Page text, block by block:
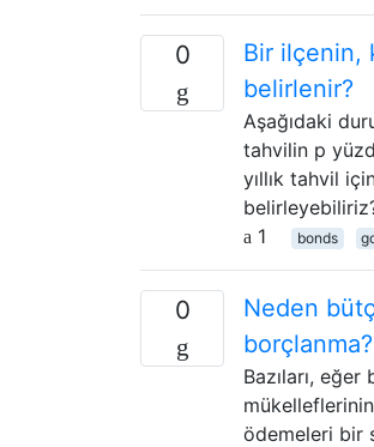
0
Bir ilçenin,
belirlenir?
Aşağıdaki
tahvilin p
yıllık tahvil
1
bonds
0
Neden
borçlanma?
Bazıları,
ödemeleri bir